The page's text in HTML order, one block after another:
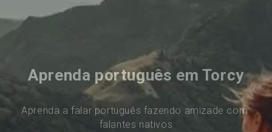
Aprenda português em Torcy
Aprenda a falar português fazendo amizade com
falantes nativos